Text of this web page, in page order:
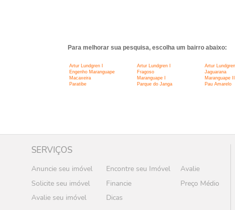
Para melhorar sua pesquisa, escolha um bairro abaixo:
Artur Lundgren I Artur Lundgren I Artur Lundgren
Engenho Maranguape
Fragoso Jaguarana
Macaxeira
Maranguape I Maranguape II
Paratibe
Parque do Janga Pau Amarelo
SERVIÇOS
Anuncie seu imóvel Encontre seu Imóvel
Avalie
Solicite seu imóvel
Financie
Preço Médio
Avalie seu imóvel
Dicas